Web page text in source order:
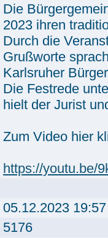
Die
2023 ihren
Durch die
Grußworte
Karlsruher
Die Festrede
hielt der Jurist
Zum Video hier
https://youtu.be/
05.12.2023 19:57
5176